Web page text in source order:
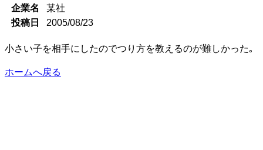
企業名
某社
投稿日
2005/08/23
小さい子を相手にしたのでつり方を教えるのが難しかった｡
ホームへ戻る